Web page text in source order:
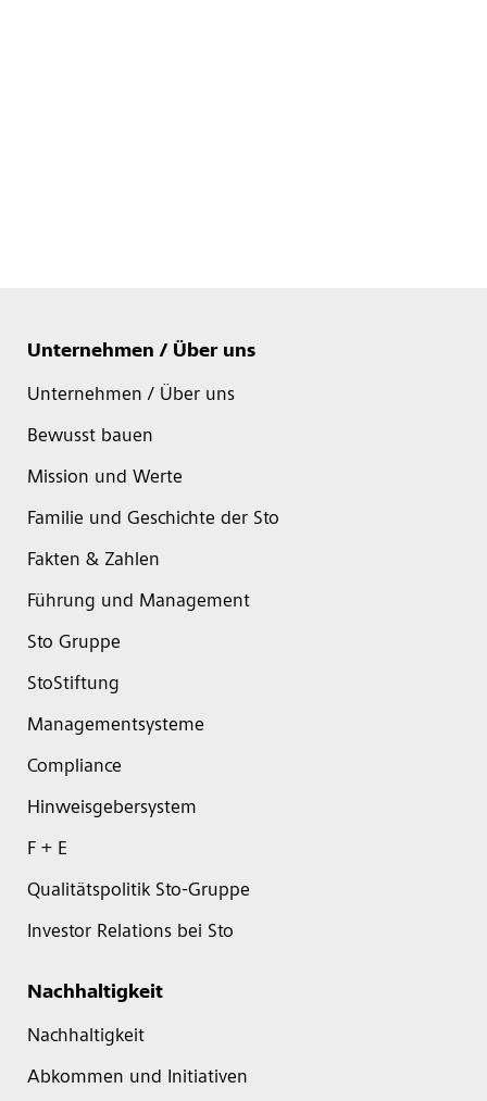
Unternehmen / Über uns
Unternehmen / Über uns
Bewusst bauen
Mission und Werte
Familie und Geschichte der Sto
Fakten & Zahlen
Führung und Management
Sto Gruppe
StoStiftung
Managementsysteme
Compliance
Hinweisgebersystem
F + E
Qualitätspolitik Sto-Gruppe
Investor Relations bei Sto
Nachhaltigkeit
Nachhaltigkeit
Abkommen und Initiativen